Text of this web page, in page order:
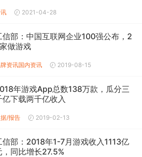
2021-04-28
信部：中国互联网企业100强公布，2
做游戏
资讯国内资讯 2019-08-15
年游戏App总数138万款，瓜分三
亿下载两千亿收入
/报告 2019-02-13
信部：2018年1-7月游戏收入1113亿
，同比增长27.5%